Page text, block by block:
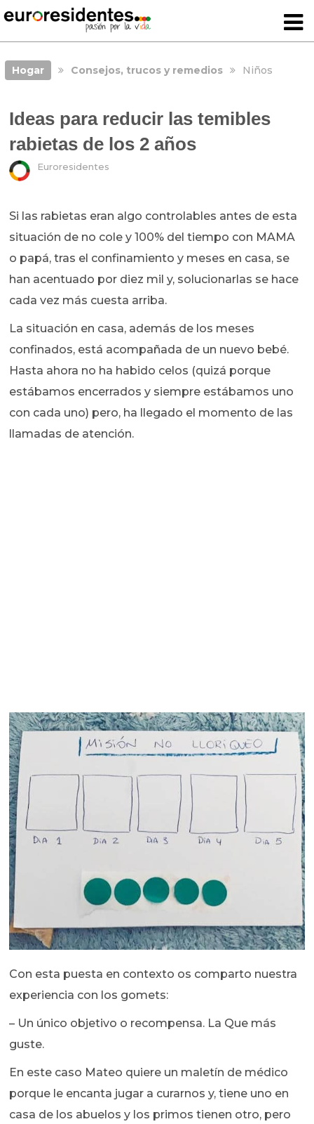
Hogar Consejos, trucos y remedios Niños
Ideas para reducir las temibles
rabietas de los 2 años
Euroresidentes
Si las rabietas eran algo controlables antes de esta
situación de no cole y 100% del tiempo con MAMA
o papá, tras el confinamiento y meses en casa, se
han acentuado por diez mil y, solucionarlas se hace
cada vez más cuesta arriba.
La situación en casa, además de los meses
confinados, está acompañada de un nuevo bebé.
Hasta ahora no ha habido celos (quizá porque
estábamos encerrados y siempre estábamos uno
con cada uno) pero, ha llegado el momento de las
llamadas de atención.
Con esta puesta en contexto os comparto nuestra
experiencia con los gomets:
– Un único objetivo o recompensa. La Que más
guste.
En este caso Mateo quiere un maletín de médico
porque le encanta jugar a curarnos y, tiene uno en
casa de los abuelos y los primos tienen otro, pero